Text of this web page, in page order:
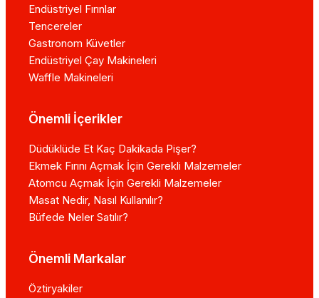
Endüstriyel Fırınlar
Tencereler
Gastronom Küvetler
Endüstriyel Çay Makineleri
Waffle Makineleri
Önemli İçerikler
Düdüklüde Et Kaç Dakikada Pişer?
Ekmek Fırını Açmak İçin Gerekli Malzemeler
Atomcu Açmak İçin Gerekli Malzemeler
Masat Nedir, Nasıl Kullanılır?
Büfede Neler Satılır?
Önemli Markalar
Öztiryakiler